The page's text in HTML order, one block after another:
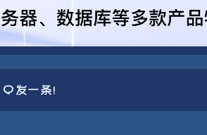
发一条！